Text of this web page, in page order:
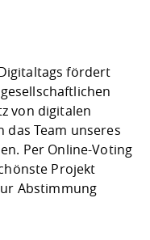
fördert
von digitalen
das Team unseres
Per Online-Voting
Projekt
Abstimmung